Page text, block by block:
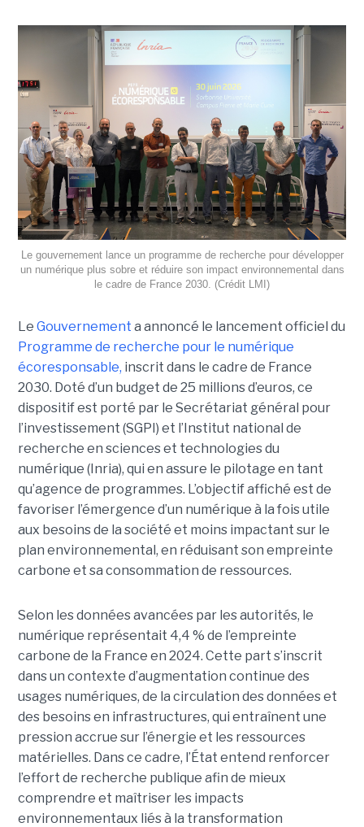
Le gouvernement lance un programme de recherche pour développer
un numérique plus sobre et réduire son impact environnemental dans
le cadre de France 2030. (Crédit LMI)
Le Gouvernement a annoncé le lancement officiel du
Programme de recherche pour le numérique
écoresponsable, inscrit dans le cadre de France
2030. Doté d’un budget de 25 millions d’euros, ce
dispositif est porté par le Secrétariat général pour
l’investissement (SGPI) et l’Institut national de
recherche en sciences et technologies du
numérique (Inria), qui en assure le pilotage en tant
qu’agence de programmes. L’objectif affiché est de
favoriser l’émergence d’un numérique à la fois utile
aux besoins de la société et moins impactant sur le
plan environnemental, en réduisant son empreinte
carbone et sa consommation de ressources.
Selon les données avancées par les autorités, le
numérique représentait 4,4 % de l’empreinte
carbone de la France en 2024. Cette part s’inscrit
dans un contexte d’augmentation continue des
usages numériques, de la circulation des données et
des besoins en infrastructures, qui entraînent une
pression accrue sur l’énergie et les ressources
matérielles. Dans ce cadre, l’État entend renforcer
l’effort de recherche publique afin de mieux
comprendre et maîtriser les impacts
environnementaux liés à la transformation